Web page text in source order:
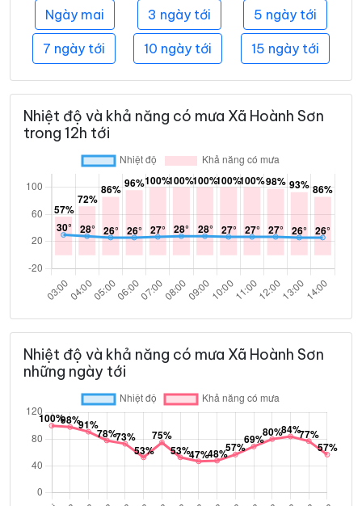
Ngày mai 3 ngày tới 5 ngày tới
7 ngày tới 10 ngày tới 15 ngày tới
Nhiệt độ và khả năng có mưa Xã Hoành Sơn
trong 12h tới
Nhiệt độ và khả năng có mưa Xã Hoành Sơn
những ngày tới